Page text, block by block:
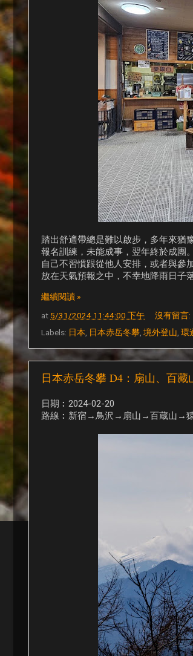
踏出舒適帶總是難以啟步，多年來猶
報名訓練，未能成事，翌年終於成團
自己不習慣跟從他人安排，或者與參
放在天氣預報之中，不幸地降雨日子
繼續閱讀 »
at 5/31/2024 11:44:00 下午
沒有留言:
Labels: 日本 日本赤岳冬攀 境外登山 環
日本赤岳冬攀 D4：扇山、百藏
日期︰2024-02-20
路線︰新宿→鳥沢→扇山→百蔵山→